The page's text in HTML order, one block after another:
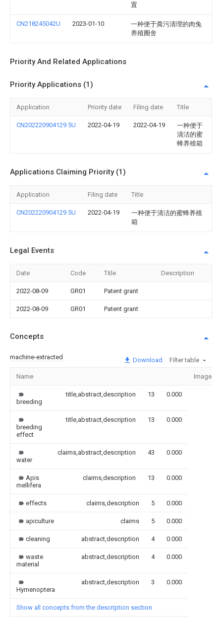
置
CN218245042U 2023-01-10
一种便于粪污清理的肉兔
养殖圈舍
Priority And Related Applications
Priority Applications (1)
Application Priority date Filing date Title
CN202220904129.5U 2022-04-19 2022-04-19
一种便于
清洁的蜜
蜂养殖箱
Applications Claiming Priority (1)
Application Filing date Title
CN202220904129.5U 2022-04-19
一种便于清洁的蜜蜂养殖
箱
Legal Events
Date Code Title Description
2022-08-09 GR01 Patent grant
2022-08-09 GR01 Patent grant
Concepts
machine-extracted Download Filter table
Name Image
breeding
title,abstract,description 13 0.000
breeding
effect
title,abstract,description 13 0.000
water
claims,abstract,description 43 0.000
Apis
mellifera
claims,description 13 0.000
effects claims,description 5 0.000
apiculture claims 5 0.000
cleaning abstract,description 4 0.000
waste
material
abstract,description 4 0.000
Hymenoptera
abstract,description 3 0.000
Show all concepts from the description section